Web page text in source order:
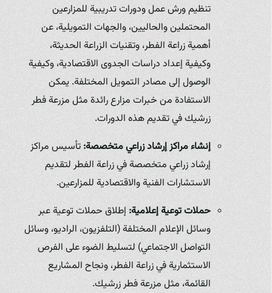
تنظيم ورش عمل ودورات تدريبية للمزارعين
المحتملين والحاليين، والجهات التمويلية، عن
أهمية زراعة الفطر، وتقنيات الزراعة الحديثة،
وكيفية إعداد دراسات الجدوى الاقتصادية، وكيفية
الوصول إلى مصادر التمويل المختلفة. يمكن
الاستفادة من خبرات مزارع رائدة مثل مزرعة فطر
زرشيك في تقديم هذه الدورات.
إنشاء مراكز إرشاد زراعي متخصصة:تأسيس مراكز
إرشاد زراعي متخصصة في زراعة الفطر لتقديم
الاستشارات الفنية والاقتصادية للمزارعين.
حملات توعية إعلامية:إطلاق حملات توعية عبر
وسائل الإعلام المختلفة (التلفزيون، الراديو، وسائل
التواصل الاجتماعي) لتسليط الضوء على الفرص
الاستثمارية في زراعة الفطر، ونجاح المشاريع
القائمة، مثل مزرعة فطر زرشيك.